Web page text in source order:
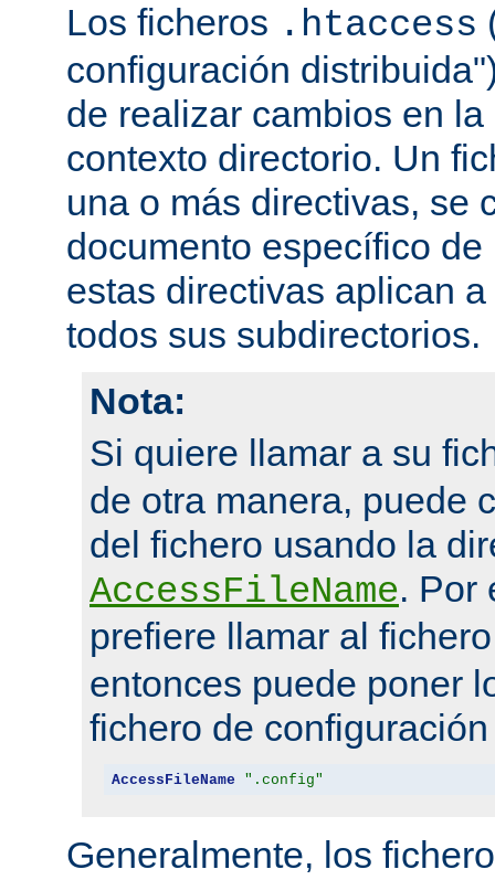
Los ficheros .htaccess
configuración
de realizar cambios en
contexto directorio. Un
una o más directivas, se
documento específico
estas directivas aplican
todos sus subdirectorios.
Nota:
Si quiere llamar a su
de otra manera, puede
del fichero usando la
AccessFileName. Por
prefiere llamar al
entonces puede poner
fichero de
AccessFileName ".config"
Generalmente, los